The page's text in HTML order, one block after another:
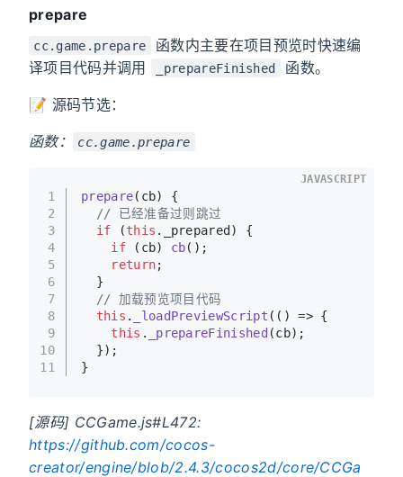
prepare
cc.game.prepare
函数内主要在项目预览时快速编
译项目代码并调用
_prepareFinished 函数。
📝 源码节选：
函数： cc.game.prepare
1
2
3
4
5
6
7
8
9
10
11
prepare( cb) {
// 已经准备过则跳过
if (this . _prepared ) {
if (cb) cb();
return;
  }
// 加载预览项目代码
this . _loadPreviewScript ( () => {
this . _prepareFinished (cb);
  });
}
JAVASCRIPT
[源码] CCGame.js#L472:
https://github.com/cocos-
creator/engine/blob/2.4.3/cocos2d/core/CCGa